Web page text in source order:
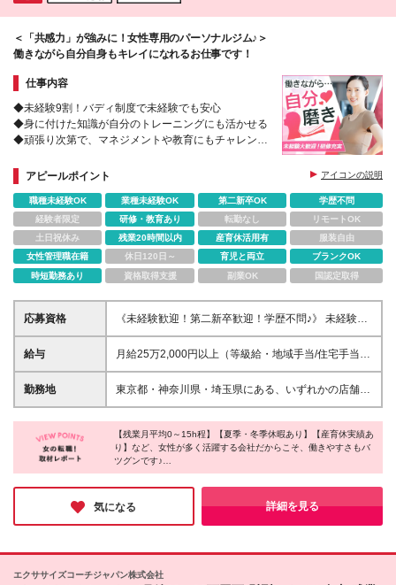
円を含む） ※みなし残業代の時間超過分は別途支給
【横浜院】※26年6月15日開院！ ⇒開院までは東京の
クリニックで研修 横浜市西区高島2-14-11 横浜新都市
＜「共感力」が強みに！女性専用のパーソナルジム♪＞
働きながら自分自身もキレイになれるお仕事です！
仕事内容
◆未経験9割！バディ制度で未経験でも安心
◆身に付けた知識が自分のトレーニングにも活かせる
◆頑張り次第で、マネジメントや教育にもチャレンジ
◆産育休の取得＆復帰実績多数
アピールポイント アイコンの説明
職種未経験OK 業種未経験OK 第二新卒OK
学歴不問
経験者限定
研修・教育あり 転勤なし
リモートOK
土日祝休み
残業20時間以内 産育休活用有
服装自由
女性管理職在籍
休日120日～ 育児と両立
ブランクOK
時短勤務あり
資格取得支援 副業OK 国認定取得
応募資格
《未経験歓迎！第二新卒歓迎！学歴不問♪》 未経験で
も、日々のダイエット・運動経験や美容知識、コミュ
ニケーション力などが活かせます！ 【こんな方を歓
方 *トレーニングや運動・美容が好きな方 *生活スタ
イルが変わっても長く働きたい方
給与
月給25万2,000円以上（等級給・地域手当/住宅手当・
役職手当含む） ※経験・スキルを考慮の上、決定いた
します。 ※月給には固定残業代10時間分（月1万9000
30万円でのスタートも可能です！（規定あり） 【試
用期間中】 月給24万5,000円 （固定残業代7時間分 1
万5,000円、地域手当20,000円を含む） ※その他待遇
勤務地
東京都・神奈川県・埼玉県にある、いずれかの店舗で
ご活躍いただきます！ ※転居を伴う転勤はありませ
ん。 ※勤務地の希望はできるだけ反映します。 【上
野店】東京都台東区東上野3-39-5 第一地所上野ビル3
階 【池袋店】東京都豊島区西池袋3-25-11 CIC
IKEBUKURO BUIL4F ★積極採用中！★ 【横浜店】
神奈川県横浜市西区岡野1-13-5 横浜西口サンエース
ビル5階 【川崎店】神奈川県川崎市川崎区砂子1-1-14
JTB川崎共同ビル3階 ★積極採用中！★ 【川口店】
勤務地
【残業月平均0～15h程】【夏季・冬季休暇あり】【産育休実績あ
り】など、女性が多く活躍する会社だからこそ、働きやすさもバ
ツグンです♪
「お客様もスタッフも楽しいと思える環境」を大切にしている同
社。スタッフの方も、「お客様のために頑張ることがやりがいで
す」と笑顔で話してくださったのが印象的でした。そんなスタッ
フの健康やライフスタイルを気遣う風土が根付いているのも、同
社の素敵なところだなと感じました！
気になる 詳細を見る
エクササイズコーチジャパン株式会社